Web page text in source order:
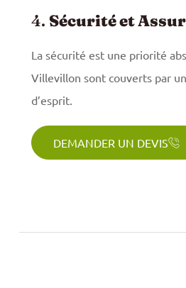
4. Sécurité et
La sécurité est une priorité
Villevillon sont couverts par
d’esprit.
DEMANDER UN DEVIS